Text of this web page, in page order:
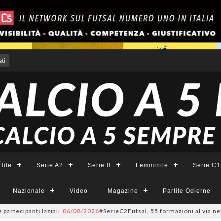
Serie A2 Serie B Femminile Serie C1
Nazionale Video Magazine Partite Odierne
laziali 06/08/2026#SerieC2Futsal, 55 formazioni al via nel